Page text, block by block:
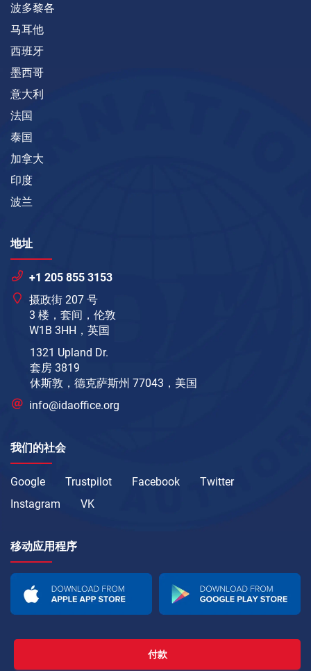
波多黎各
马耳他
西班牙
墨西哥
意大利
法国
泰国
加拿大
印度
波兰
地址
+1 205 855 3153
摄政街 207 号
3 楼，套间，伦敦
W1B 3HH，英国
1321 Upland Dr.
套房 3819
休斯敦，德克萨斯州 77043，美国
info@idaoffice.org
我们的社会
Google Trustpilot Facebook
Twitter
Instagram
VK
移动应用程序
付款